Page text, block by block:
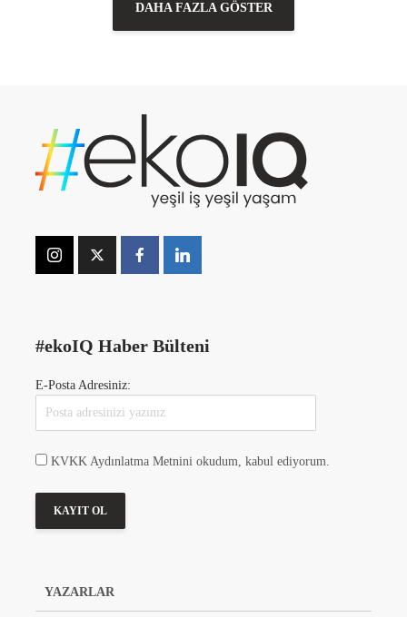
DAHA FAZLA GÖSTER
#ekoIQ Haber Bülteni
E-Posta Adresiniz:
KVKK Aydınlatma Metnini okudum, kabul ediyorum.
YAZARLAR